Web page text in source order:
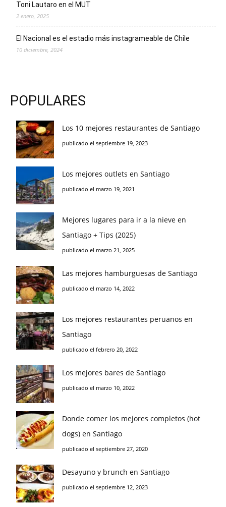
Toni Lautaro en el MUT
2 enero, 2025
El Nacional es el estadio más instagrameable de Chile
10 diciembre, 2024
POPULARES
Los 10 mejores restaurantes de Santiago
publicado el septiembre 19, 2023
Los mejores outlets en Santiago
publicado el marzo 19, 2021
Mejores lugares para ir a la nieve en
Santiago + Tips (2025)
publicado el marzo 21, 2025
Las mejores hamburguesas de Santiago
publicado el marzo 14, 2022
Los mejores restaurantes peruanos en
Santiago
publicado el febrero 20, 2022
Los mejores bares de Santiago
publicado el marzo 10, 2022
Donde comer los mejores completos (hot
dogs) en Santiago
publicado el septiembre 27, 2020
Desayuno y brunch en Santiago
publicado el septiembre 12, 2023